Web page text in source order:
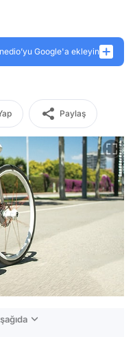
Google'a ekleyin
Paylaş